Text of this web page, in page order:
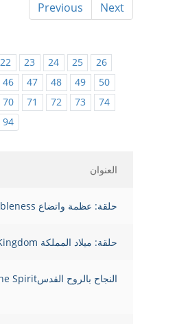
Previous Next
22 23 24 25
26
46 47 48 49
50
70 71 72 73
74
94
العنوان
حلقة: عظمة واتضاع Episode: Greatness & Humbleness
حلقة: ميلاد المملكة Episode: The Birth of the Kingdom
النجاح بالروح القدسSuccess By The Spirit